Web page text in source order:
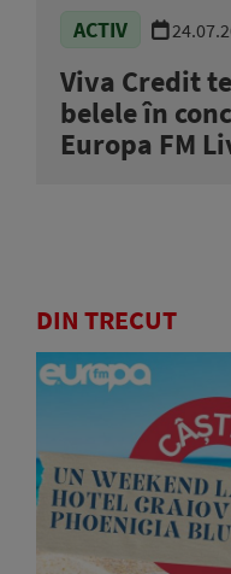
ACTIV
Viva Credit
belele în
Europa FM
DIN TRECUT